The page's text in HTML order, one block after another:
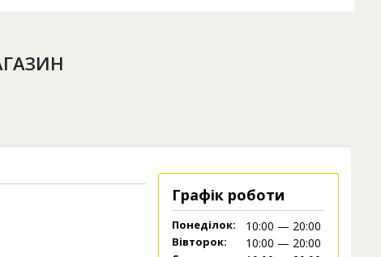
Графік роботи
Понеділок: 10:00 — 20:00
Вівторок: 10:00 — 20:00